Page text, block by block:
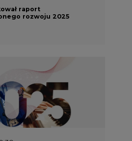
raport
rozwoju 2025